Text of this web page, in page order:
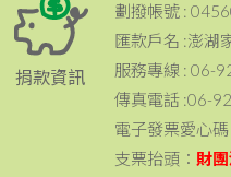
捐款資訊
劃撥帳號 :
匯款戶名 :澎湖
服務專線 : 06-
傳真電話 :06-
電子發票愛心
支票抬頭： 財